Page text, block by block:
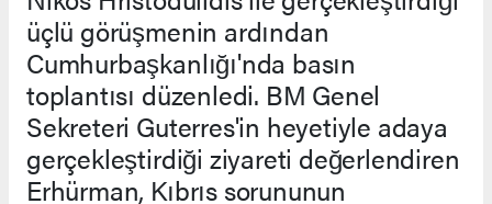
üçlü görüşmenin ardından
Cumhurbaşkanlığı'nda basın
toplantısı düzenledi. BM Genel
Sekreteri Guterres'in heyetiyle adaya
gerçekleştirdiği ziyareti değerlendiren
Erhürman, Kıbrıs sorununun